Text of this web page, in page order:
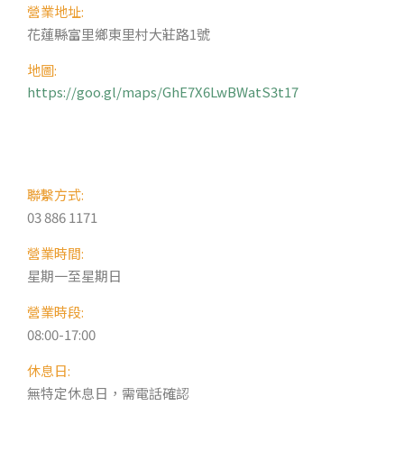
營業地址:
花蓮縣富里鄉東里村大莊路1號
地圖:
https://goo.gl/maps/GhE7X6LwBWatS3t17
聯繫方式:
03 886 1171
營業時間:
星期一至星期日
營業時段:
08:00-17:00
休息日:
無特定休息日，需電話確認